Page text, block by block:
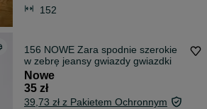
152
156 NOWE Zara spodnie szerokie
w zebrę jeansy gwiazdy gwiazdki
Nowe
35 zł
39,73 zł z Pakietem Ochronnym